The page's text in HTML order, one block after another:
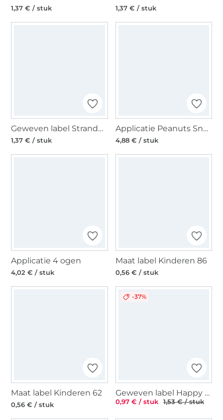
1,37 € / stuk 1,37 € / stuk
Geweven label Strandgut, rood
1,37 € / stuk
Applicatie Peanuts Snoopy
4,88 € / stuk
Applicatie 4 ogen
4,02 € / stuk
Maat label Kinderen 86
0,56 € / stuk
Maat label Kinderen 62
0,56 € / stuk
-37%
Geweven label Happy Handmade, wit
0,97 € / stuk 1,53 € / stuk